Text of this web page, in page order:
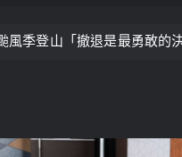
撤退是最勇敢的決定」